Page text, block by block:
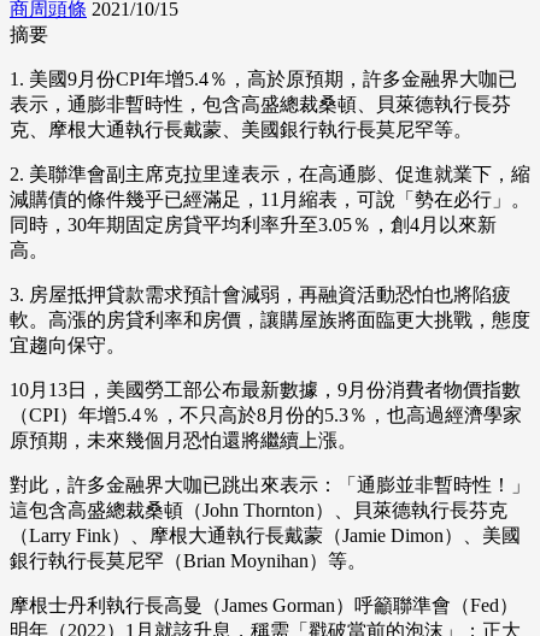
商周頭條 2021/10/15
摘要
1. 美國9月份CPI年增5.4％，高於原預期，許多金融界大咖已
表示，通膨非暫時性，包含高盛總裁桑頓、貝萊德執行長芬
克、摩根大通執行長戴蒙、美國銀行執行長莫尼罕等。
2. 美聯準會副主席克拉里達表示，在高通膨、促進就業下，縮
減購債的條件幾乎已經滿足，11月縮表，可說「勢在必行」。
同時，30年期固定房貸平均利率升至3.05％，創4月以來新
高。
3. 房屋抵押貸款需求預計會減弱，再融資活動恐怕也將陷疲
軟。高漲的房貸利率和房價，讓購屋族將面臨更大挑戰，態度
宜趨向保守。
10月13日，美國勞工部公布最新數據，9月份消費者物價指數
（CPI）年增5.4％，不只高於8月份的5.3％，也高過經濟學家
原預期，未來幾個月恐怕還將繼續上漲。
對此，許多金融界大咖已跳出來表示：「通膨並非暫時性！」
這包含高盛總裁桑頓（John Thornton）、貝萊德執行長芬克
（Larry Fink）、摩根大通執行長戴蒙（Jamie Dimon）、美國
銀行執行長莫尼罕（Brian Moynihan）等。
摩根士丹利執行長高曼（James Gorman）呼籲聯準會（Fed）
明年（2022）1月就該升息，稱需「戳破當前的泡沫」；正大